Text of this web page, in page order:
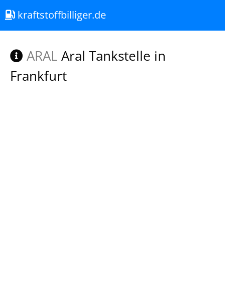
kraftstoffbilliger.de
ARAL Aral Tankstelle in
Frankfurt